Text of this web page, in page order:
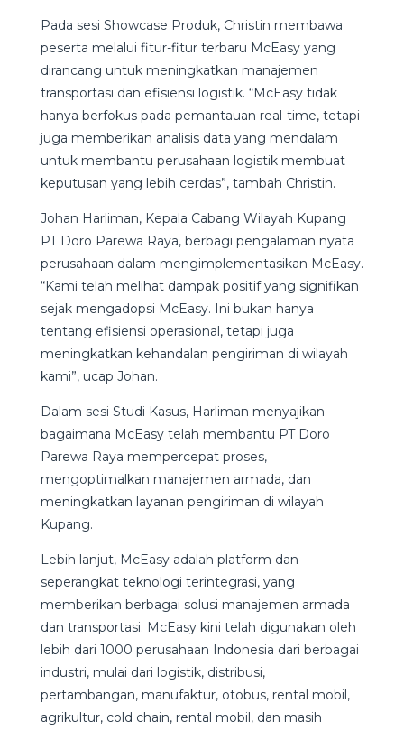
Pada sesi Showcase Produk, Christin membawa
peserta melalui fitur-fitur terbaru McEasy yang
dirancang untuk meningkatkan manajemen
transportasi dan efisiensi logistik. “McEasy tidak
hanya berfokus pada pemantauan real-time, tetapi
juga memberikan analisis data yang mendalam
untuk membantu perusahaan logistik membuat
keputusan yang lebih cerdas”, tambah Christin.
Johan Harliman, Kepala Cabang Wilayah Kupang
PT Doro Parewa Raya, berbagi pengalaman nyata
perusahaan dalam mengimplementasikan McEasy.
“Kami telah melihat dampak positif yang signifikan
sejak mengadopsi McEasy. Ini bukan hanya
tentang efisiensi operasional, tetapi juga
meningkatkan kehandalan pengiriman di wilayah
kami”, ucap Johan.
Dalam sesi Studi Kasus, Harliman menyajikan
bagaimana McEasy telah membantu PT Doro
Parewa Raya mempercepat proses,
mengoptimalkan manajemen armada, dan
meningkatkan layanan pengiriman di wilayah
Kupang.
Lebih lanjut, McEasy adalah platform dan
seperangkat teknologi terintegrasi, yang
memberikan berbagai solusi manajemen armada
dan transportasi. McEasy kini telah digunakan oleh
lebih dari 1000 perusahaan Indonesia dari berbagai
industri, mulai dari logistik, distribusi,
pertambangan, manufaktur, otobus, rental mobil,
agrikultur, cold chain, rental mobil, dan masih